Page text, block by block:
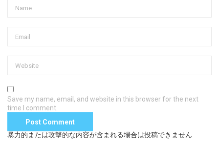
Save my name, email, and website in this browser for the next
time I comment.
暴力的または攻撃的な内容が含まれる場合は投稿できません